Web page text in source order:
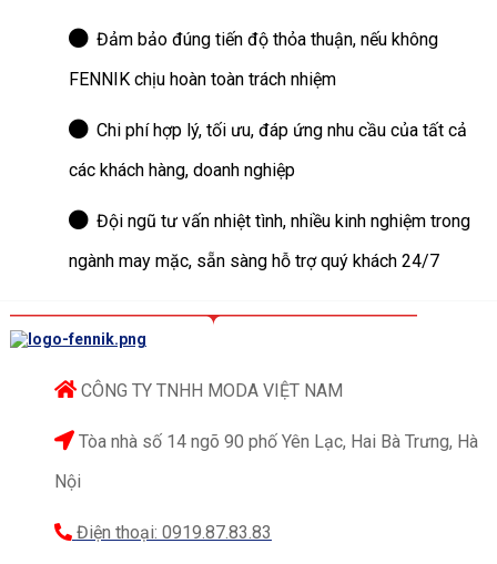
Đảm bảo đúng tiến độ thỏa thuận, nếu không
FENNIK chịu hoàn toàn trách nhiệm
Chi phí hợp lý, tối ưu, đáp ứng nhu cầu của tất cả
các khách hàng, doanh nghiệp
Đội ngũ tư vấn nhiệt tình, nhiều kinh nghiệm trong
ngành may mặc, sẵn sàng hỗ trợ quý khách 24/7
CÔNG TY TNHH MODA VIỆT NAM
Tòa nhà số 14 ngõ 90 phố Yên Lạc, Hai Bà Trưng, Hà
Nội
Điện thoại: 0919.87.83.83